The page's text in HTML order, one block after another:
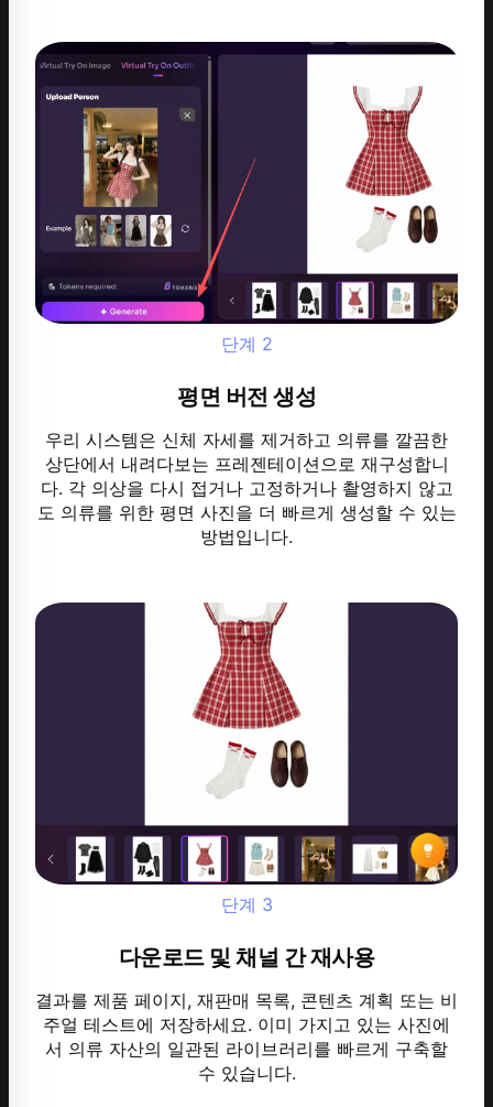
단계 2
평면 버전 생성
우리 시스템은 신체 자세를 제거하고 의류를 깔끔한
상단에서 내려다보는 프레젠테이션으로 재구성합니
다. 각 의상을 다시 접거나 고정하거나 촬영하지 않고
도 의류를 위한 평면 사진을 더 빠르게 생성할 수 있는
방법입니다.
단계 3
다운로드 및 채널 간 재사용
결과를 제품 페이지, 재판매 목록, 콘텐츠 계획 또는 비
주얼 테스트에 저장하세요. 이미 가지고 있는 사진에
서 의류 자산의 일관된 라이브러리를 빠르게 구축할
수 있습니다.